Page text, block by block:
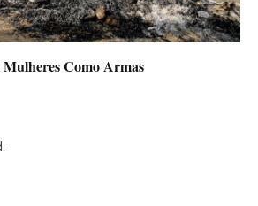
Como Armas